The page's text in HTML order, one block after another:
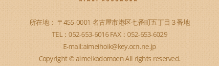
所在地： 〒455-0001 名古屋市港区七番町五丁目３番地
TEL：052-653-6016 FAX：052-653-6029
E-mail:aimeihoik@key.ocn.ne.jp
Copyright © aimeikodomoen All rights reserved.